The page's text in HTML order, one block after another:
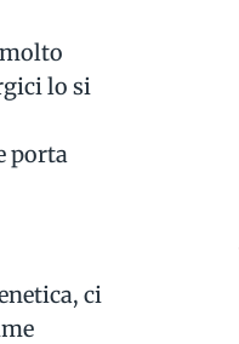
lo si
porta
ci